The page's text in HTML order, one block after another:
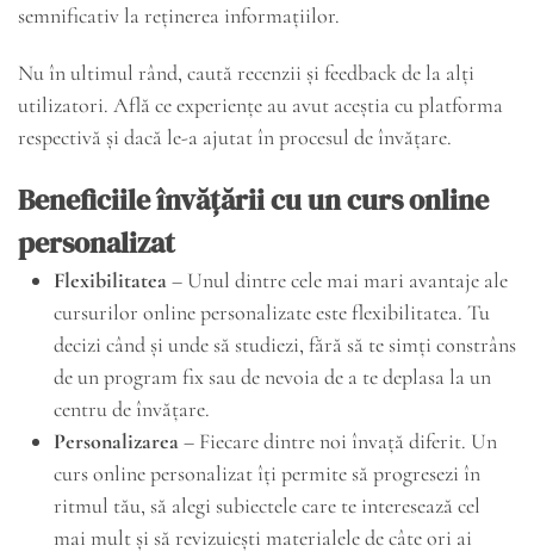
semnificativ la reținerea informațiilor.
Nu în ultimul rând, caută recenzii și feedback de la alți
utilizatori. Află ce experiențe au avut aceștia cu platforma
respectivă și dacă le-a ajutat în procesul de învățare.
Beneficiile învățării cu un curs online
personalizat
Flexibilitatea– Unul dintre cele mai mari avantaje ale
cursurilor online personalizate este flexibilitatea. Tu
decizi când și unde să studiezi, fără să te simți constrâns
de un program fix sau de nevoia de a te deplasa la un
centru de învățare.
Personalizarea– Fiecare dintre noi învață diferit. Un
curs online personalizat îți permite să progresezi în
ritmul tău, să alegi subiectele care te interesează cel
mai mult și să revizuiești materialele de câte ori ai